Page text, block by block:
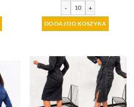
- +
DODAJ DO KOSZYKA